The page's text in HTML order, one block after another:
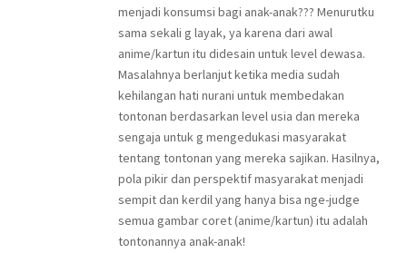
menjadi konsumsi bagi anak-anak??? Menurutku
sama sekali g layak, ya karena dari awal
anime/kartun itu didesain untuk level dewasa.
Masalahnya berlanjut ketika media sudah
kehilangan hati nurani untuk membedakan
tontonan berdasarkan level usia dan mereka
sengaja untuk g mengedukasi masyarakat
tentang tontonan yang mereka sajikan. Hasilnya,
pola pikir dan perspektif masyarakat menjadi
sempit dan kerdil yang hanya bisa nge-judge
semua gambar coret (anime/kartun) itu adalah
tontonannya anak-anak!